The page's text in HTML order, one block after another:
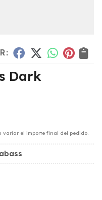
Dark
variar el importe final del pedido.